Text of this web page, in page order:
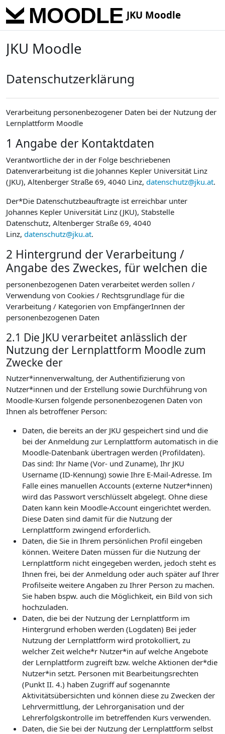
Skip to main content
JKU Moodle
JKU Moodle
Datenschutzerklärung
Verarbeitung personenbezogener Daten bei der Nutzung der
Lernplattform Moodle
1 Angabe der Kontaktdaten
Verantwortliche der in der Folge beschriebenen
Datenverarbeitung ist die Johannes Kepler Universität Linz
(JKU), Altenberger Straße 69, 4040 Linz, datenschutz@jku.at.
Der*Die Datenschutzbeauftragte ist erreichbar unter
Johannes Kepler Universität Linz (JKU), Stabstelle
Datenschutz, Altenberger Straße 69, 4040
Linz, datenschutz@jku.at.
2 Hintergrund der Verarbeitung /
Angabe des Zweckes, für welchen die
personenbezogenen Daten verarbeitet werden sollen /
Verwendung von Cookies / Rechtsgrundlage für die
Verarbeitung / Kategorien von EmpfängerInnen der
personenbezogenen Daten
2.1 Die JKU verarbeitet anlässlich der
Nutzung der Lernplattform Moodle zum
Zwecke der
Nutzer*innenverwaltung, der Authentifizierung von
Nutzer*innen und der Erstellung sowie Durchführung von
Moodle-Kursen folgende personenbezogenen Daten von
Ihnen als betroffener Person:
Daten, die bereits an der JKU gespeichert sind und die
bei der Anmeldung zur Lernplattform automatisch in die
Moodle-Datenbank übertragen werden (Profildaten).
Das sind: Ihr Name (Vor- und Zuname), Ihr JKU
Username (ID-Kennung) sowie Ihre E-Mail-Adresse. Im
Falle eines manuellen Accounts (externe Nutzer*innen)
wird das Passwort verschlüsselt abgelegt. Ohne diese
Daten kann kein Moodle-Account eingerichtet werden.
Diese Daten sind damit für die Nutzung der
Lernplattform zwingend erforderlich.
Daten, die Sie in Ihrem persönlichen Profil eingeben
können. Weitere Daten müssen für die Nutzung der
Lernplattform nicht eingegeben werden, jedoch steht es
Ihnen frei, bei der Anmeldung oder auch später auf Ihrer
Profilseite weitere Angaben zu Ihrer Person zu machen.
Sie haben bspw. auch die Möglichkeit, ein Bild von sich
hochzuladen.
Daten, die bei der Nutzung der Lernplattform im
Hintergrund erhoben werden (Logdaten) Bei jeder
Nutzung der Lernplattform wird protokolliert, zu
welcher Zeit welche*r Nutzer*in auf welche Angebote
der Lernplattform zugreift bzw. welche Aktionen der*die
Nutzer*in setzt. Personen mit Bearbeitungsrechten
(Punkt II. 4.) haben Zugriff auf sogenannte
Aktivitätsübersichten und können diese zu Zwecken der
Lehrvermittlung, der Lehrorganisation und der
Lehrerfolgskontrolle im betreffenden Kurs verwenden.
Daten, die Sie bei der Nutzung der Lernplattform selbst